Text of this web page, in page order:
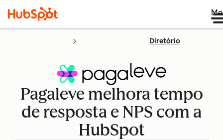
Diretório
Pagaleve melhora tempo
de resposta e NPS com a
HubSpot